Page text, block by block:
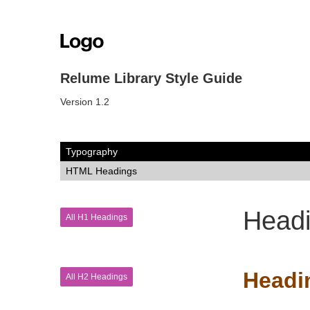
Relume Library Style Guide
Version 1.2
Typography
HTML Headings
All H1 Headings
All H2 Headings